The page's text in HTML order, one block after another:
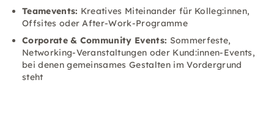
Teamevents: Kreatives Miteinander für Kolleg:innen,
Offsites oder After-Work-Programme
Corporate & Community Events: Sommerfeste,
Networking-Veranstaltungen oder Kund:innen-Events,
bei denen gemeinsames Gestalten im Vordergrund
steht